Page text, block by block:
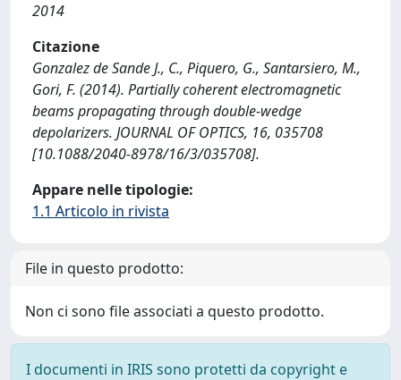
2014
Citazione
Gonzalez de Sande J., C., Piquero, G., Santarsiero, M.,
Gori, F. (2014). Partially coherent electromagnetic
beams propagating through double-wedge
depolarizers. JOURNAL OF OPTICS, 16, 035708
[10.1088/2040-8978/16/3/035708].
Appare nelle tipologie:
1.1 Articolo in rivista
File in questo prodotto:
Non ci sono file associati a questo prodotto.
I documenti in IRIS sono protetti da copyright e